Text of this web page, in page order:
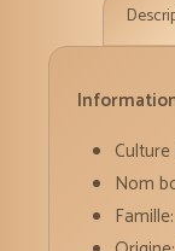
essentielle
bio
Nom